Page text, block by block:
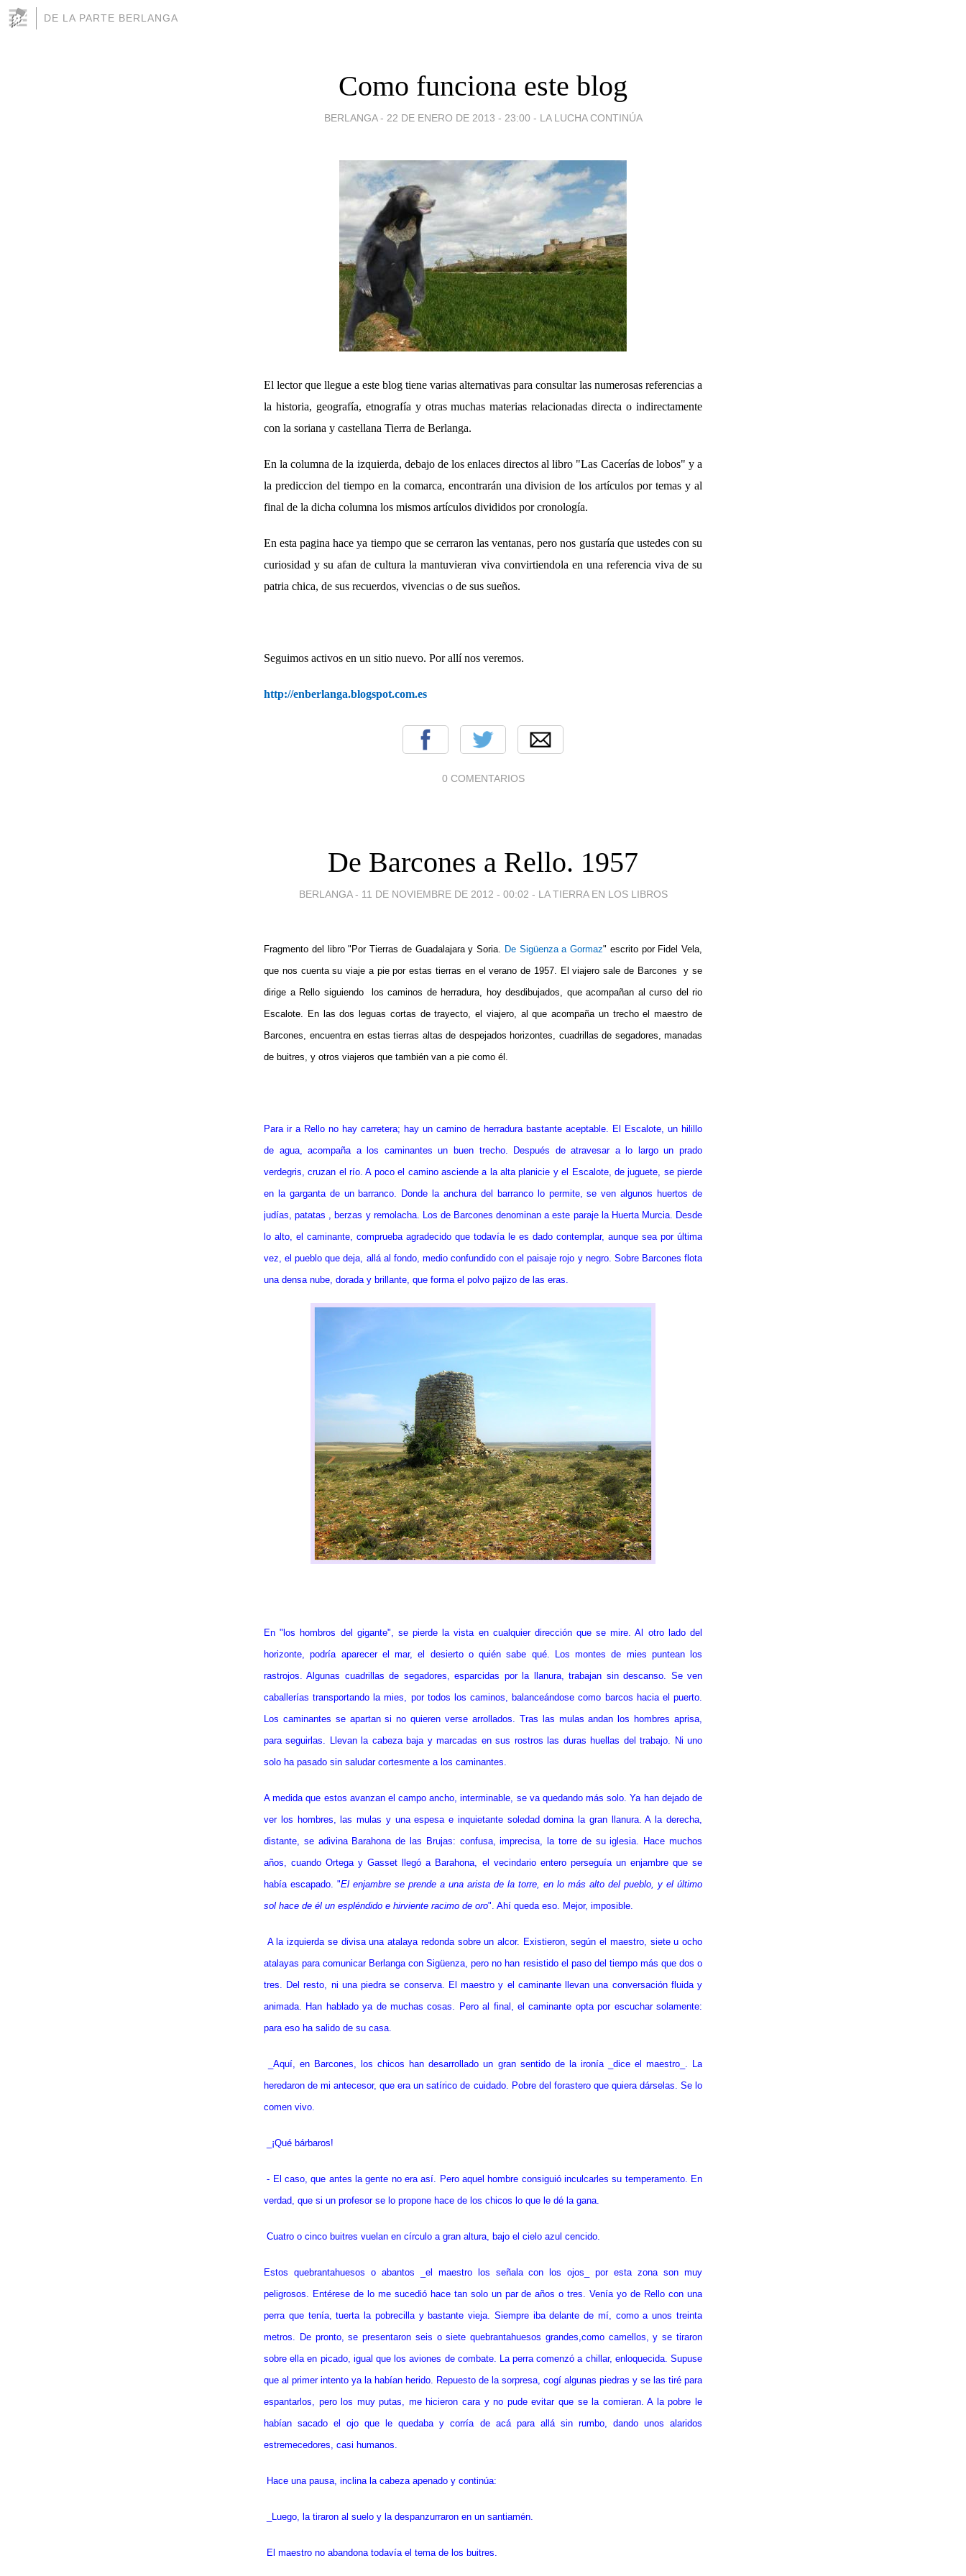
DE LA PARTE BERLANGA
Como funciona este blog
BERLANGA - 22 DE ENERO DE 2013 - 23:00 - LA LUCHA CONTINÚA
El lector que llegue a este blog tiene varias alternativas para consultar las numerosas referencias a
la historia, geografía, etnografía y otras muchas materias relacionadas directa o indirectamente
con la soriana y castellana Tierra de Berlanga.
En la columna de la izquierda, debajo de los enlaces directos al libro "Las Cacerías de lobos" y a
la prediccion del tiempo en la comarca, encontrarán una division de los artículos por temas y al
final de la dicha columna los mismos artículos divididos por cronología.
En esta pagina hace ya tiempo que se cerraron las ventanas, pero nos gustaría que ustedes con su
curiosidad y su afan de cultura la mantuvieran viva convirtiendola en una referencia viva de su
patria chica, de sus recuerdos, vivencias o de sus sueños.
Seguimos activos en un sitio nuevo. Por allí nos veremos.
http://enberlanga.blogspot.com.es
0 COMENTARIOS
De Barcones a Rello. 1957
BERLANGA - 11 DE NOVIEMBRE DE 2012 - 00:02 - LA TIERRA EN LOS LIBROS
Fragmento del libro "Por Tierras de Guadalajara y Soria. De Sigüenza a Gormaz" escrito por Fidel Vela,
que nos cuenta su viaje a pie por estas tierras en el verano de 1957. El viajero sale de Barcones y se
dirige a Rello siguiendo los caminos de herradura, hoy desdibujados, que acompañan al curso del rio
Escalote. En las dos leguas cortas de trayecto, el viajero, al que acompaña un trecho el maestro de
Barcones, encuentra en estas tierras altas de despejados horizontes, cuadrillas de segadores, manadas
de buitres, y otros viajeros que también van a pie como él.
Para ir a Rello no hay carretera; hay un camino de herradura bastante aceptable. El Escalote, un hilillo
de agua, acompaña a los caminantes un buen trecho. Después de atravesar a lo largo un prado
verdegris, cruzan el río. A poco el camino asciende a la alta planicie y el Escalote, de juguete, se pierde
en la garganta de un barranco. Donde la anchura del barranco lo permite, se ven algunos huertos de
judías, patatas , berzas y remolacha. Los de Barcones denominan a este paraje la Huerta Murcia. Desde
lo alto, el caminante, comprueba agradecido que todavía le es dado contemplar, aunque sea por última
vez, el pueblo que deja, allá al fondo, medio confundido con el paisaje rojo y negro. Sobre Barcones flota
una densa nube, dorada y brillante, que forma el polvo pajizo de las eras.
En "los hombros del gigante", se pierde la vista en cualquier dirección que se mire. Al otro lado del
horizonte, podría aparecer el mar, el desierto o quién sabe qué. Los montes de mies puntean los
rastrojos. Algunas cuadrillas de segadores, esparcidas por la llanura, trabajan sin descanso. Se ven
caballerías transportando la mies, por todos los caminos, balanceándose como barcos hacia el puerto.
Los caminantes se apartan si no quieren verse arrollados. Tras las mulas andan los hombres aprisa,
para seguirlas. Llevan la cabeza baja y marcadas en sus rostros las duras huellas del trabajo. Ni uno
solo ha pasado sin saludar cortesmente a los caminantes.
A medida que estos avanzan el campo ancho, interminable, se va quedando más solo. Ya han dejado de
ver los hombres, las mulas y una espesa e inquietante soledad domina la gran llanura. A la derecha,
distante, se adivina Barahona de las Brujas: confusa, imprecisa, la torre de su iglesia. Hace muchos
años, cuando Ortega y Gasset llegó a Barahona, el vecindario entero perseguía un enjambre que se
había escapado. "El enjambre se prende a una arista de la torre, en lo más alto del pueblo, y el último
sol hace de él un espléndido e hirviente racimo de oro". Ahí queda eso. Mejor, imposible.
A la izquierda se divisa una atalaya redonda sobre un alcor. Existieron, según el maestro, siete u ocho
atalayas para comunicar Berlanga con Sigüenza, pero no han resistido el paso del tiempo más que dos o
tres. Del resto, ni una piedra se conserva. El maestro y el caminante llevan una conversación fluida y
animada. Han hablado ya de muchas cosas. Pero al final, el caminante opta por escuchar solamente:
para eso ha salido de su casa.
_Aquí, en Barcones, los chicos han desarrollado un gran sentido de la ironía _dice el maestro_. La
heredaron de mi antecesor, que era un satírico de cuidado. Pobre del forastero que quiera dárselas. Se lo
comen vivo.
_¡Qué bárbaros!
- El caso, que antes la gente no era así. Pero aquel hombre consiguió inculcarles su temperamento. En
verdad, que si un profesor se lo propone hace de los chicos lo que le dé la gana.
Cuatro o cinco buitres vuelan en círculo a gran altura, bajo el cielo azul cencido.
Estos quebrantahuesos o abantos _el maestro los señala con los ojos_ por esta zona son muy
peligrosos. Entérese de lo me sucedió hace tan solo un par de años o tres. Venía yo de Rello con una
perra que tenía, tuerta la pobrecilla y bastante vieja. Siempre iba delante de mí, como a unos treinta
metros. De pronto, se presentaron seis o siete quebrantahuesos grandes,como camellos, y se tiraron
sobre ella en picado, igual que los aviones de combate. La perra comenzó a chillar, enloquecida. Supuse
que al primer intento ya la habían herido. Repuesto de la sorpresa, cogí algunas piedras y se las tiré para
espantarlos, pero los muy putas, me hicieron cara y no pude evitar que se la comieran. A la pobre le
habían sacado el ojo que le quedaba y corría de acá para allá sin rumbo, dando unos alaridos
estremecedores, casi humanos.
Hace una pausa, inclina la cabeza apenado y continúa:
_Luego, la tiraron al suelo y la despanzurraron en un santiamén.
El maestro no abandona todavía el tema de los buitres.